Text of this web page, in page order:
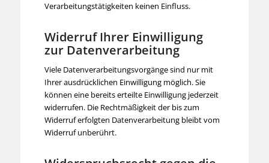
Verarbeitungstätigkeiten keinen Einfluss.
Widerruf Ihrer Einwilligung
zur Datenverarbeitung
Viele Datenverarbeitungsvorgänge sind nur mit
Ihrer ausdrücklichen Einwilligung möglich. Sie
können eine bereits erteilte Einwilligung jederzeit
widerrufen. Die Rechtmäßigkeit der bis zum
Widerruf erfolgten Datenverarbeitung bleibt vom
Widerruf unberührt.